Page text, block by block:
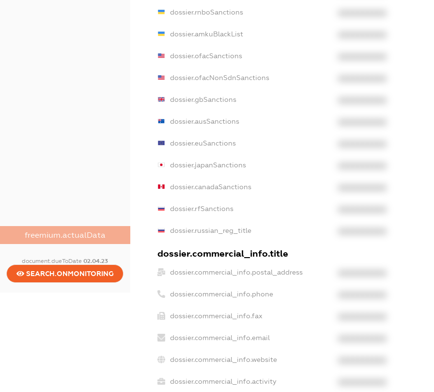
freemium.actualData
document.dueToDate02.04.23
SEARCH.ONMONITORING
dossier.rnboSanctions
dossier.amkuBlackList
dossier.ofacSanctions
dossier.ofacNonSdnSanctions
dossier.gbSanctions
dossier.ausSanctions
dossier.euSanctions
dossier.japanSanctions
dossier.canadaSanctions
dossier.rfSanctions
dossier.russian_reg_title
dossier.commercial_info.title
dossier.commercial_info.postal_address
dossier.commercial_info.phone
dossier.commercial_info.fax
dossier.commercial_info.email
dossier.commercial_info.website
dossier.commercial_info.activity